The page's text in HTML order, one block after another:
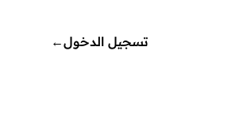
تسجيل الدخول←